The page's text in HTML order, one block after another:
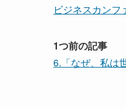
ビジネスカンフ
1つ前の記事
6.「なぜ、私は